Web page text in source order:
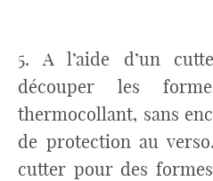
5. A l’aide d’un
découper les
thermocollant, sans
de protection au
cutter pour des